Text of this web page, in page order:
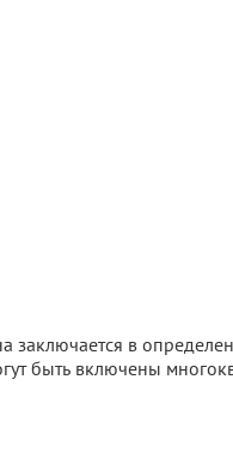
заключается в
быть включены